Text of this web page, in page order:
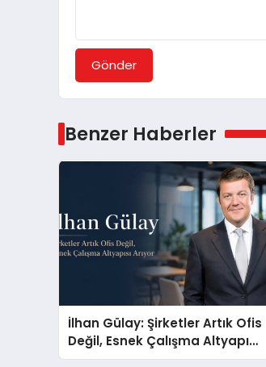
Gönder
Benzer Haberler
İlhan Gülay: Şirketler Artık Ofis
Değil, Esnek Çalışma Altyapısı
Arıyor